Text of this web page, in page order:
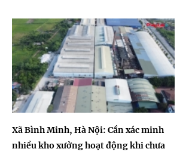
Xã Bình Minh, Hà Nội: Cần xác minh
nhiều kho xưởng hoạt động khi chưa